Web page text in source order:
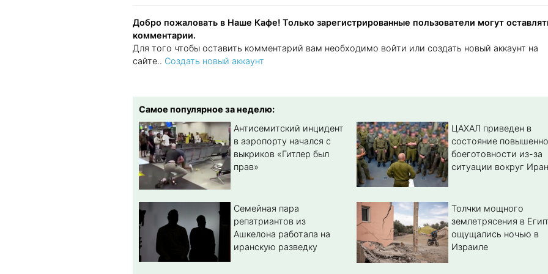
Добро пожаловать в Наше Кафе! Только зарегистрированные пользователи могут
комментарии.
Для того чтобы оставить комментарий вам необходимо войти или создать новый аккаунт на
сайте.. Создать новый аккаунт
Самое популярное за неделю:
Антисемитский инцидент
в аэропорту начался с
выкриков «Гитлер был
прав»
ЦАХАЛ приведен в
состояние
боеготовности из-за
ситуации вокруг
Семейная пара
репатриантов из
Ашкелона работала на
иранскую разведку
Толчки мощного
землетрясения в
ощущались ночью в
Израиле